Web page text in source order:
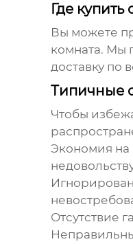
Где
Вы можете
комната. Мы
доставку по
Типичные
Чтобы
Экономия на
Отсутствие